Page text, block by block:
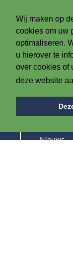
Wij maken op
cookies om uw
optimaliseren.
u hierover te
over cookies of
deze website
T+32
F +32
OVER ONS
Nieuws